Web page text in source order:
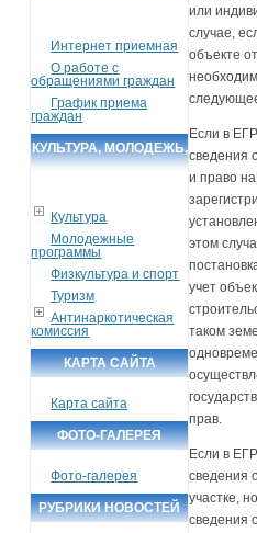
Интернет приемная
О работе с
обращениями граждан
График приема
граждан
КУЛЬТУРА, МОЛОДЕЖЬ,
Культура
Молодежные
программы
Физкультура и спорт
Туризм
Антинаркотическая
комиссия
КАРТА САЙТА
Карта сайта
ФОТО-ГАЛЕРЕЯ
Фото-галерея
РУБРИКИ НОВОСТЕЙ
или
случае,
объекте
Если в
сведения
и право
этом
учет
таком
прав.
Если в
сведения
участке,
сведения